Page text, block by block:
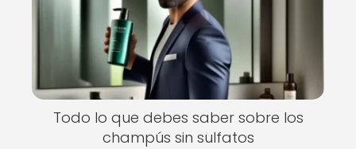
Todo lo que debes saber sobre los
champús sin sulfatos